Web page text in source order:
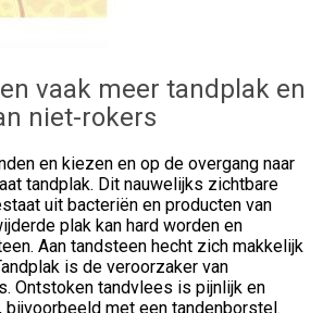
vaak meer tandplak en
niet-rokers
en kiezen en op de overgang naar
tandplak. Dit nauwelijks zichtbare
uit bacteriën en producten van
plak kan hard worden en
Aan tandsteen hecht zich makkelijk
is de veroorzaker van
Ontstoken tandvlees is pijnlijk en
bijvoorbeeld met een tandenborstel.